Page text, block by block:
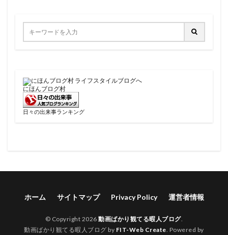
にほんブログ村
日々の出来事ランキング
ホーム サイトマップ Privacy Policy 運営者情報
© Copyright 2026動画ばかり観てる暇人ブログ.
動画ばかり観てる暇人ブログ by FIT-Web Create . Powered by